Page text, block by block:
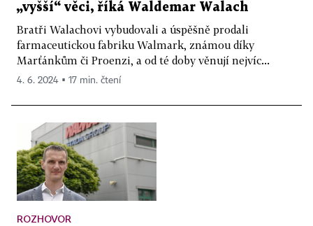
„vyšší“ věci, říká Waldemar Walach
Bratři Walachovi vybudovali a úspěšně prodali
farmaceutickou fabriku Walmark, známou díky
Marťánkům či Proenzi, a od té doby věnují nejvíc...
4. 6. 2024 ▪ 17 min. čtení
ROZHOVOR